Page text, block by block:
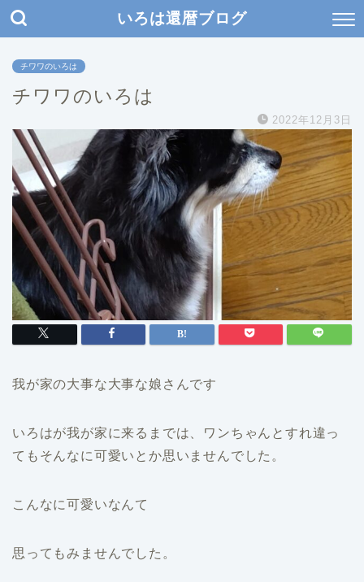
いろは還暦ブログ
チワワのいろは
チワワのいろは
2022年12月3日
我が家の大事な大事な娘さんです
いろはが我が家に来るまでは、ワンちゃんとすれ違っ
てもそんなに可愛いとか思いませんでした。
こんなに可愛いなんて
思ってもみませんでした。